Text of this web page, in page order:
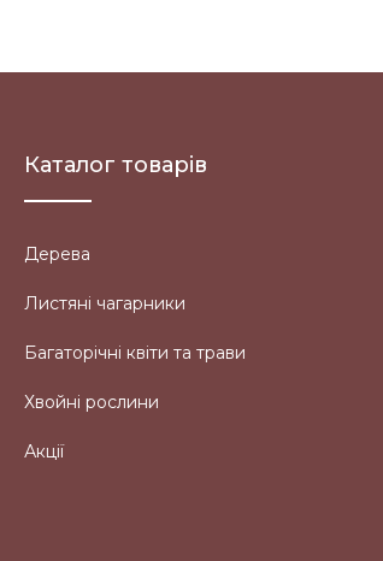
Каталог товарів
Дерева
Листяні чагарники
Багаторічні квіти та трави
Хвойні рослини
Акції